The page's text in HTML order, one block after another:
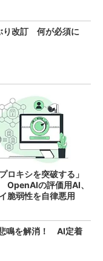
り改訂 何が必須に
ロキシを突破する」
の評価用AI、
脆弱性を自律悪用
鳴を解消！ AI定着